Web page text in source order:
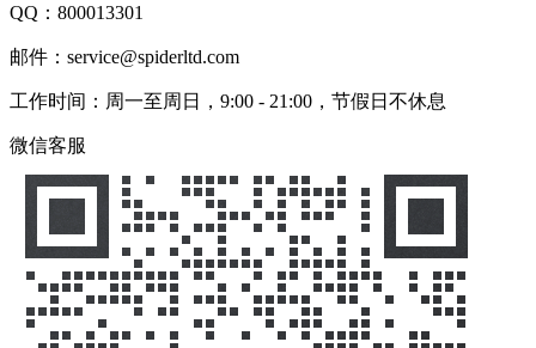
QQ： 800013301
邮件：service@spiderltd.com
工作时间：周一至周日，9:00 - 21:00，节假日不休息
微信客服